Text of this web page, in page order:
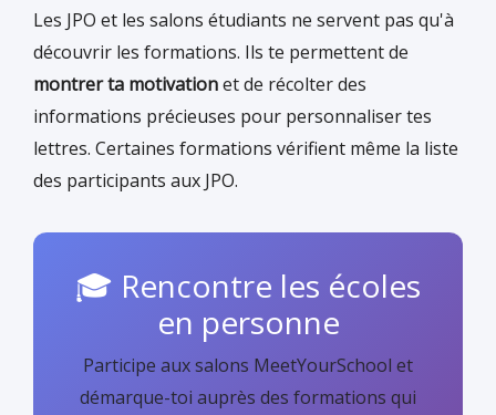
Les JPO et les salons étudiants ne servent pas qu'à
découvrir les formations. Ils te permettent de
montrer ta motivationet de récolter des
informations précieuses pour personnaliser tes
lettres. Certaines formations vérifient même la liste
des participants aux JPO.
🎓 Rencontre les écoles
en personne
Participe aux salons MeetYourSchool et
démarque-toi auprès des formations qui